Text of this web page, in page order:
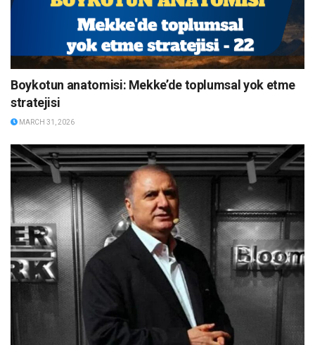
Boykotun anatomisi: Mekke’de toplumsal yok etme
stratejisi
MARCH 31, 2026